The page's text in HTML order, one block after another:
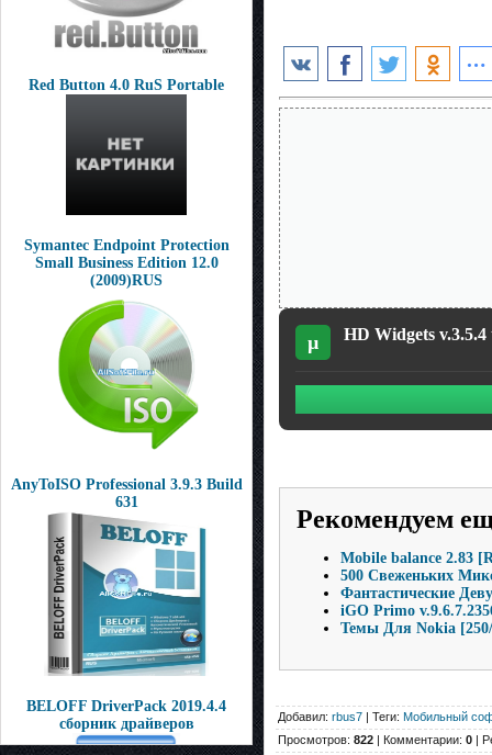
Red Button 4.0 RuS Portable
Symantec Endpoint Protection
Small Business Edition 12.0
(2009)RUS
AnyToISO Professional 3.9.3 Build
631
BELOFF DriverPack 2019.4.4
сборник драйверов
µ HD Widgets
Рекомендуем
Mobile balance 2.83
500 Свеженьких
Фантастические
iGO Primo
Темы Для Nokia
Добавил: rbus7 | Теги: Мобильный
Просмотров: 822 | Комментарии: 0 |